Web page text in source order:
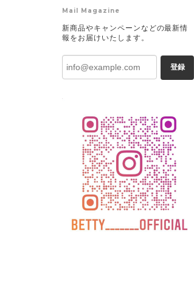
Mail Magazine
新商品やキャンペーンなどの最新情
報をお届けいたします。
登録